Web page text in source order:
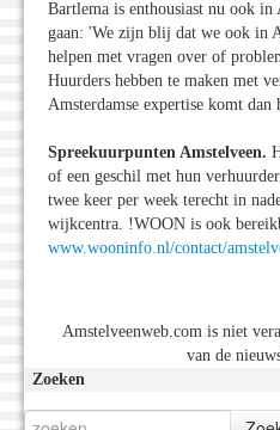
Bartlema is enthousiast nu ook in
gaan: 'We zijn blij dat we ook in
helpen met vragen over of
Huurders hebben te maken met
Amsterdamse expertise komt dan
Spreekuurpunten Amstelveen.
of een geschil met hun
twee keer per week terecht in
wijkcentra. !WOON is ook
www.wooninfo.nl/contact/
Amstelveenweb.com is niet
van de
Zoeken